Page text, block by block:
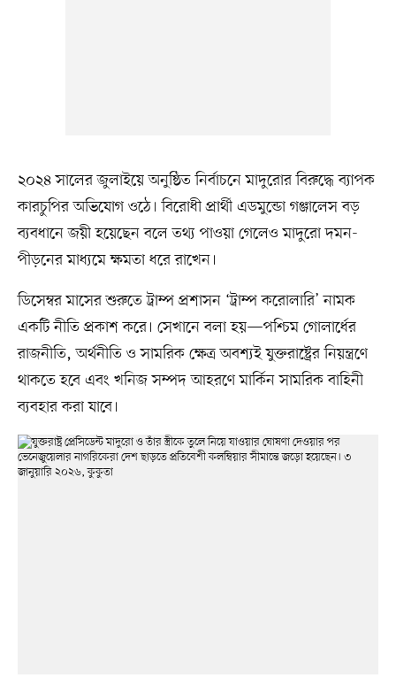
২০২৪ সালের জুলাইয়ে অনুষ্ঠিত নির্বাচনে মাদুরোর বিরুদ্ধে ব্যাপক
কারচুপির অভিযোগ ওঠে। বিরোধী প্রার্থী এডমুন্ডো গঞ্জালেস বড়
ব্যবধানে জয়ী হয়েছেন বলে তথ্য পাওয়া গেলেও মাদুরো দমন-
পীড়নের মাধ্যমে ক্ষমতা ধরে রাখেন।
ডিসেম্বর মাসের শুরুতে ট্রাম্প প্রশাসন ‘ট্রাম্প করোলারি’ নামক
একটি নীতি প্রকাশ করে। সেখানে বলা হয়—পশ্চিম গোলার্ধের
রাজনীতি, অর্থনীতি ও সামরিক ক্ষেত্র অবশ্যই যুক্তরাষ্ট্রের নিয়ন্ত্রণে
থাকতে হবে এবং খনিজ সম্পদ আহরণে মার্কিন সামরিক বাহিনী
ব্যবহার করা যাবে।